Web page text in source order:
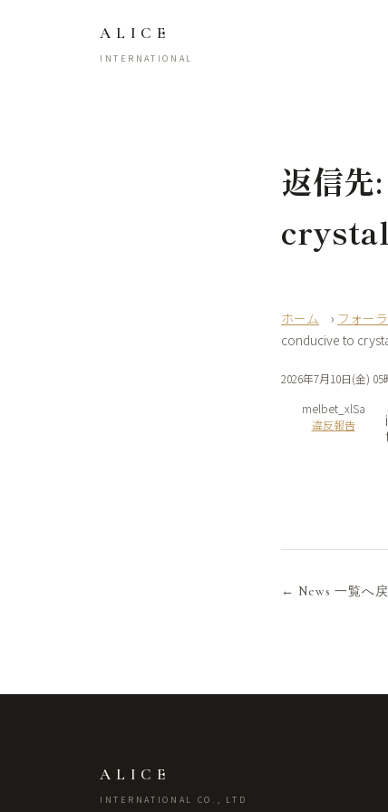
ALICE
INTERNATIONAL
返信
crystal
› フォー
conducive to
2026年7月10日(金) 05
melbet_xlSa
違反報告
← News 一覧へ
ALICE
INTERNATIONAL CO., LTD